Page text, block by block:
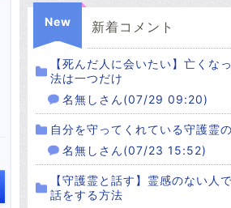
New 新着コメント
【死んだ人に会いたい】亡くな
法は一つだけ
名無しさん(07/29 09:20)
自分を守ってくれている守護霊
名無しさん(07/23 15:52)
【守護霊と話す】霊感のない人
話をする方法